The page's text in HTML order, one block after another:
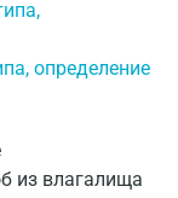
определение
из влагалища